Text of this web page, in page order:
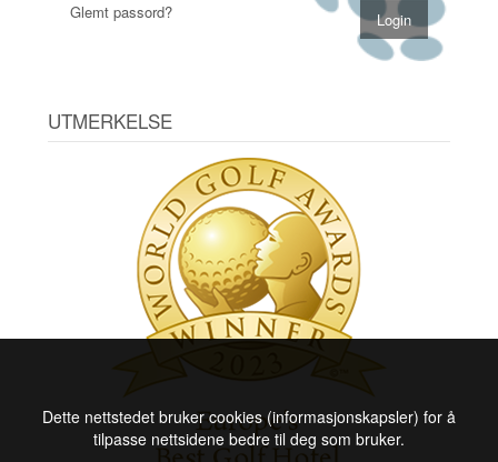
Glemt passord?
UTMERKELSE
Dette nettstedet bruker cookies (informasjonskapsler) for å
tilpasse nettsidene bedre til deg som bruker.